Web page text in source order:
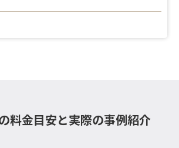
料金目安と実際の事例紹介